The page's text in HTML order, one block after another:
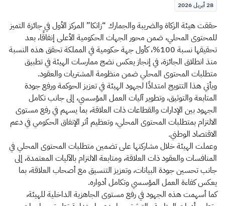
28 أبريل 2026
​​​حققت هيئة الزكاة والضريبة والجمارك “زاتكا” المركز الأول في جائزة التميز
للمحتوى المحلي، ضمن محور الجهات الحكومية الأعلى إنفاقًا، بعد
تحقيقها نسبة 100%، كأول جهة حكومية في المملكة تحقق هذه النسبة
منذ انطلاق الجائزة، في إنجاز يعكس نضج ممارسات الهيئة في تطبيق
متطلبات المحتوى المحلي ضمن منظومة المشتريات والعقود.
ويأتي هذا التتويج امتدادًا لجهود الهيئة في تعزيز الحوكمة ورفع جودة
المتابعة والتوثيق، وتطوير آليات العمل المؤسسي، إلى جانب تكامل
الجهود بين الإدارات والقطاعات ذات العلاقة، بما يسهم في رفع مستوى
الالتزام بمتطلبات المحتوى المحلي، وتعظيم أثر الإنفاق الحكومي في دعم
الاقتصاد الوطني.
وعملت الهيئة خلال مشاركتها على تضمين متطلبات المحتوى المحلي في
المنافسات والعقود ذات العلاقة، ومتابعة الالتزام بالآليات المعتمدة، إلى
جانب تحسين جودة البيانات، وتعزيز التنسيق مع أصحاب العلاقة، بما
يعكس كفاءة العمل المؤسسي وتكامل أدواره.
كما أسهمت هذه الجهود في رفع مستوى الجاهزية الداخلية للهيئة،